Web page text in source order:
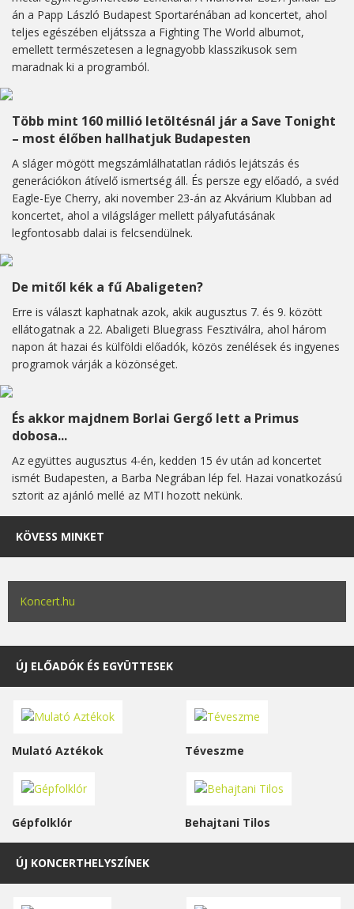
án a Papp László Budapest Sportarénában ad koncertet, ahol
teljes egészében eljátssza a Fighting The World albumot,
emellett természetesen a legnagyobb klasszikusok sem
maradnak ki a programból.
Több mint 160 millió letöltésnál jár a Save Tonight
– most élőben hallhatjuk Budapesten
A sláger mögött megszámlálhatatlan rádiós lejátszás és
generációkon átívelő ismertség áll. És persze egy előadó, a svéd
Eagle-Eye Cherry, aki november 23-án az Akvárium Klubban ad
koncertet, ahol a világsláger mellett pályafutásának
legfontosabb dalai is felcsendülnek.
De mitől kék a fű Abaligeten?
Erre is választ kaphatnak azok, akik augusztus 7. és 9. között
ellátogatnak a 22. Abaligeti Bluegrass Fesztiválra, ahol három
napon át hazai és külföldi előadók, közös zenélések és ingyenes
programok várják a közönséget.
És akkor majdnem Borlai Gergő lett a Primus
dobosa...
Az együttes augusztus 4-én, kedden 15 év után ad koncertet
ismét Budapesten, a Barba Negrában lép fel. Hazai vonatkozású
sztorit az ajánló mellé az MTI hozott nekünk.
KÖVESS MINKET
Koncert.hu
ÚJ ELŐADÓK ÉS EGYÜTTESEK
Mulató Aztékok Téveszme
Gépfolklór Behajtani Tilos
ÚJ KONCERTHELYSZÍNEK